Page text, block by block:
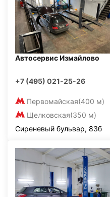
Автосервис Измайлово
+7 (495) 021-25-26
Первомайская(400 м)
Щелковская(350 м)
Сиреневый бульвар, 83б